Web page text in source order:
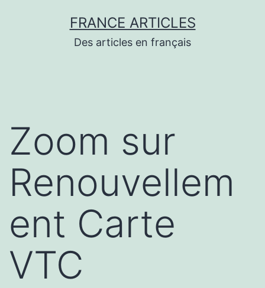
FRANCE ARTICLES
Des articles en français
Zoom sur
Renouvellem
ent Carte
VTC